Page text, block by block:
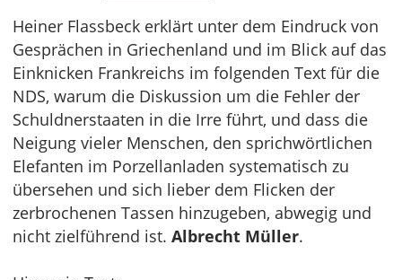
Heiner Flassbeck erklärt unter dem Eindruck von
Gesprächen in Griechenland und im Blick auf das
Einknicken Frankreichs im folgenden Text für die
NDS, warum die Diskussion um die Fehler der
Schuldnerstaaten in die Irre führt, und dass die
Neigung vieler Menschen, den sprichwörtlichen
Elefanten im Porzellanladen systematisch zu
übersehen und sich lieber dem Flicken der
zerbrochenen Tassen hinzugeben, abwegig und
nicht zielführend ist. Albrecht Müller.